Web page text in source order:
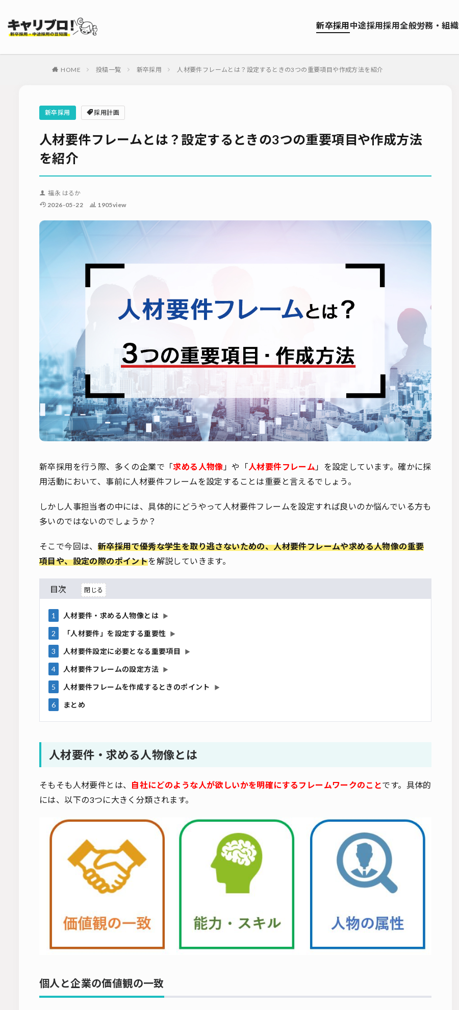
新卒採用中途採用採用全般労務・組織
HOME 投稿一覧 新卒採用 人材要件フレームとは？設定するときの3つの重要項目や作成方法を紹介
新卒採用 採用計画
人材要件フレームとは？設定するときの3つの重要項目や作成方法
を紹介
福永 はるか
2026-05-22
1905view
新卒採用を行う際、多くの企業で「求める人物像 」や「 人材要件フレーム 」を設定しています。確かに採
用活動において、事前に人材要件フレームを設定することは重要と言えるでしょう。
しかし人事担当者の中には、具体的にどうやって人材要件フレームを設定すれば良いのか悩んでいる方も
多いのではないのでしょうか？
そこで今回は、 新卒採用で優秀な学生を取り逃さないための、人材要件フレームや求める人物像の重要
項目や、設定の際のポイントを解説していきます。
目次
1 人材要件・求める人物像とは ▶
2 「人材要件」を設定する重要性 ▶
3 人材要件設定に必要となる重要項目 ▶
4 人材要件フレームの設定方法 ▶
5 人材要件フレームを作成するときのポイント ▶
6 まとめ
人材要件・求める人物像とは
そもそも人材要件とは、 自社にどのような人が欲しいかを明確にするフレームワークのこと です。具体的
には、以下の3つに大きく分類されます。
個人と企業の価値観の一致
お問い合わせ